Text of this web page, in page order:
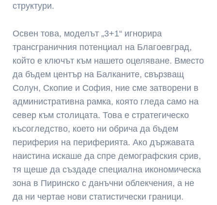
структури.
Освен това, моделът „3+1“ игнорира
трансграничния потенциал на Благоевград,
който е ключът към нашето оцеляване. Вместо
да бъдем център на Балканите, свързващ
Солун, Скопие и София, ние сме затворени в
административна рамка, която гледа само на
север към столицата. Това е стратегическо
късогледство, което ни обрича да бъдем
периферия на периферията. Ако държавата
наистина искаше да спре демографския срив,
тя щеше да създаде специална икономическа
зона в Пиринско с данъчни облекчения, а не
да ни чертае нови статистически граници.